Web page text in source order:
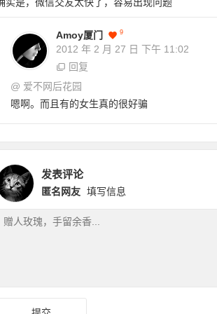
Amoy厦门 9
2012 年 2 月 27 日 下午 11:02
回复
@ 爱不网后花园
嗯啊。而且有的女生真的很好骗
发表评论
匿名网友 填写信息